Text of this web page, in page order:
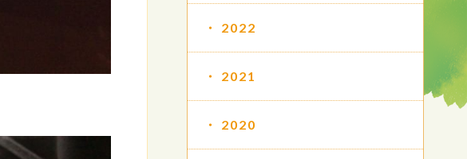
2022
2021
2020